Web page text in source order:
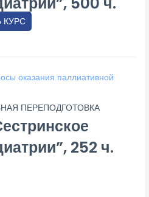
КУРС
ПЕРЕПОДГОТОВКА
252 ч.